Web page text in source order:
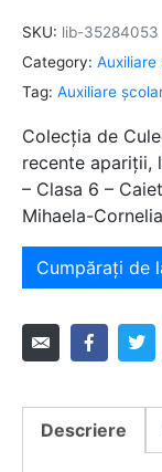
SKU: lib-35284053
Category: Auxiliare
Tag: Auxiliare
Colecția de
recente apariții,
– Clasa 6 –
Mihaela-
Cumpărați de
Descriere